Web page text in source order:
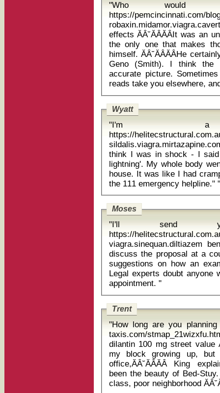
"Who
https://pemcincinnati.com/
effects ĂÂ˘ĂÂĂÂIt was an unusual comment, but heĂÂ˘ĂÂĂÂs not
the only one that makes
himself. ĂÂ˘ĂÂĂÂHe
Geno (Smith). I think the
accurate picture.
Wyatt
"I'm a
https://
think I was in shock - I
lightning'. My whole body
house. It was like I had
the 111 emergency helpline." "
Moses
"I'll send
https://
viagra.sinequan.diltiazem
discuss the proposal at a
suggestions on how an
Legal experts doubt anyone
appointment. "
Trent
"How long are you
taxis.com/
dilantin 100 mg street value ĂÂ˘ĂÂĂÂThere was a crackhouse on
my block growing up, but
office,ĂÂ˘ĂÂĂÂ King
been the beauty of Bed-Stuy.